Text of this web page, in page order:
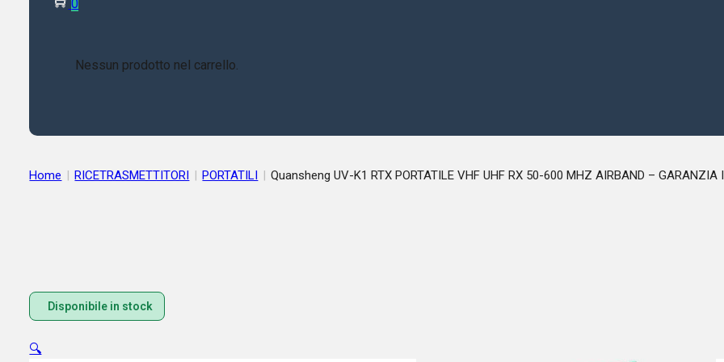
0
Nessun prodotto nel carrello.
Home | RICETRASMETTITORI | PORTATILI | Quansheng UV-K1 RTX PORTATILE VHF UHF RX 50-600 MHZ AIRBAND – GARANZIA
Disponibile in stock
🔍